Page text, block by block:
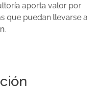
aporta valor por
que puedan llevarse a